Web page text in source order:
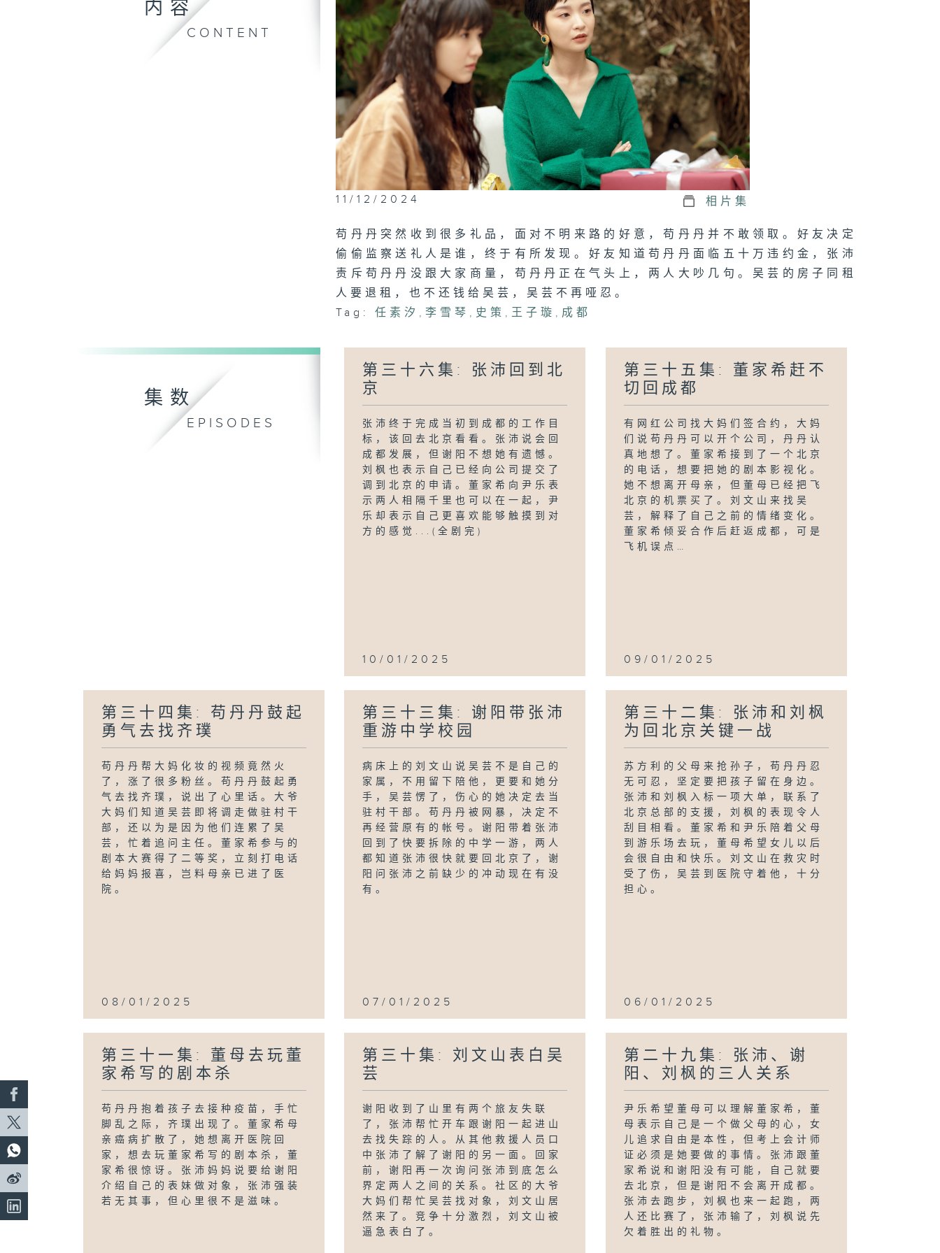
内容
CONTENT
11/12/2024 相片集
苟丹丹突然收到很多礼品，面对不明来路的好意，苟丹丹并不敢领取。好友决定
偷偷监察送礼人是谁，终于有所发现。好友知道苟丹丹面临五十万违约金，张沛
责斥苟丹丹没跟大家商量，苟丹丹正在气头上，两人大吵几句。吴芸的房子同租
人要退租，也不还钱给吴芸，吴芸不再哑忍。
Tag:
任素汐 ,李雪琴 , 史策 ,王子璇 , 成都
集数
EPISODES
第三十六集: 张沛回到北
京
张沛终于完成当初到成都的工作目
标，该回去北京看看。张沛说会回
成都发展，但谢阳不想她有遗憾。
刘枫也表示自己已经向公司提交了
调到北京的申请。董家希向尹乐表
示两人相隔千里也可以在一起，尹
乐却表示自己更喜欢能够触摸到对
方的感觉...(全剧完)
10/01/2025
第三十五集: 董家希赶不
切回成都
有网红公司找大妈们签合约，大妈
们说苟丹丹可以开个公司，丹丹认
真地想了。董家希接到了一个北京
的电话，想要把她的剧本影视化。
她不想离开母亲，但董母已经把飞
北京的机票买了。刘文山来找吴
芸，解释了自己之前的情绪变化。
董家希倾妥合作后赶返成都，可是
飞机误点…
09/01/2025
第三十四集: 苟丹丹鼓起
勇气去找齐璞
苟丹丹帮大妈化妆的视频竟然火
了，涨了很多粉丝。苟丹丹鼓起勇
气去找齐璞，说出了心里话。大爷
大妈们知道吴芸即将调走做驻村干
部，还以为是因为他们连累了吴
芸，忙着追问主任。董家希参与的
剧本大赛得了二等奖，立刻打电话
给妈妈报喜，岂料母亲已进了医
院。
08/01/2025
第三十三集: 谢阳带张沛
重游中学校园
病床上的刘文山说吴芸不是自己的
家属，不用留下陪他，更要和她分
手，吴芸愣了，伤心的她决定去当
驻村干部。苟丹丹被网暴，决定不
再经营原有的帐号。谢阳带着张沛
回到了快要拆除的中学一游，两人
都知道张沛很快就要回北京了，谢
阳问张沛之前缺少的冲动现在有没
有。
07/01/2025
第三十二集: 张沛和刘枫
为回北京关键一战
苏方利的父母来抢孙子，苟丹丹忍
无可忍，坚定要把孩子留在身边。
张沛和刘枫入标一项大单，联系了
北京总部的支援，刘枫的表现令人
刮目相看。董家希和尹乐陪着父母
到游乐场去玩，董母希望女儿以后
会很自由和快乐。刘文山在救灾时
受了伤，吴芸到医院守着他，十分
担心。
06/01/2025
第三十一集: 董母去玩董
家希写的剧本杀
苟丹丹抱着孩子去接种疫苗，手忙
脚乱之际，齐璞出现了。董家希母
亲癌病扩散了，她想离开医院回
家，想去玩董家希写的剧本杀，董
家希很惊讶。张沛妈妈说要给谢阳
介绍自己的表妹做对象，张沛强装
若无其事，但心里很不是滋味。
第三十集: 刘文山表白吴
芸
谢阳收到了山里有两个旅友失联
了，张沛帮忙开车跟谢阳一起进山
去找失踪的人。从其他救援人员口
中张沛了解了谢阳的另一面。回家
前，谢阳再一次询问张沛到底怎么
界定两人之间的关系。社区的大爷
大妈们帮忙吴芸找对象，刘文山居
然来了。竞争十分激烈，刘文山被
逼急表白了。
第二十九集: 张沛、谢
阳、刘枫的三人关系
尹乐希望董母可以理解董家希，董
母表示自己是一个做父母的心，女
儿追求自由是本性，但考上会计师
证必须是她要做的事情。张沛跟董
家希说和谢阳没有可能，自己就要
去北京，但是谢阳不会离开成都。
张沛去跑步，刘枫也来一起跑，两
人还比赛了，张沛输了，刘枫说先
欠着胜出的礼物。